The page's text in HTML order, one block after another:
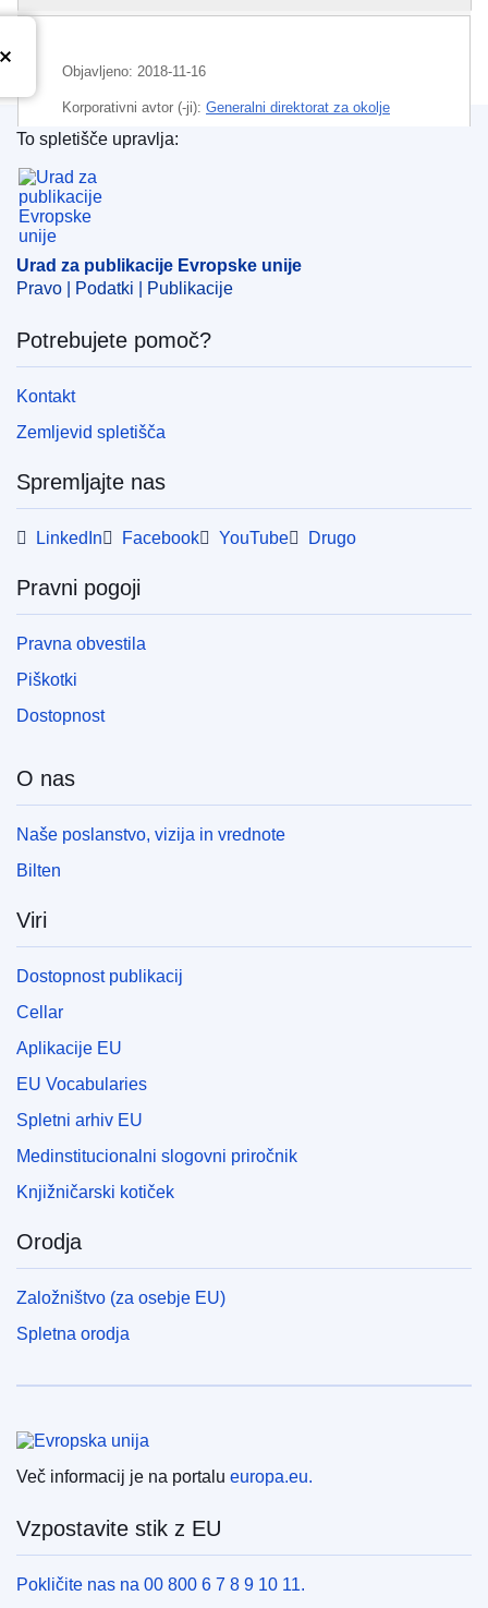
Objavljeno: 2018-11-16
Korporativni avtor (-ji): Generalni direktorat za okolje
(Evropska komisija
Področje
svinec
CELEX : 32019L0177
OJ : JOL_2019_033_R_0010
Urad za publikacije Evropske unije
To spletišče upravlja:
Urad za publikacije Evropske unije
Pravo | Podatki | Publikacije
Potrebujete pomoč?
Kontakt
Zemljevid spletišča
Spremljajte nas
LinkedIn Facebook YouTube Drugo
Pravni pogoji
Pravna obvestila
Piškotki
Dostopnost
O nas
Naše poslanstvo, vizija in vrednote
Bilten
Viri
Dostopnost publikacij
Cellar
Aplikacije EU
EU Vocabularies
Spletni arhiv EU
Medinstitucionalni slogovni priročnik
Knjižničarski kotiček
Orodja
Založništvo (za osebje EU)
Spletna orodja
Več informacij je na portalu europa.eu.
Vzpostavite stik z EU
Pokličite nas na 00 800 6 7 8 9 10 11.